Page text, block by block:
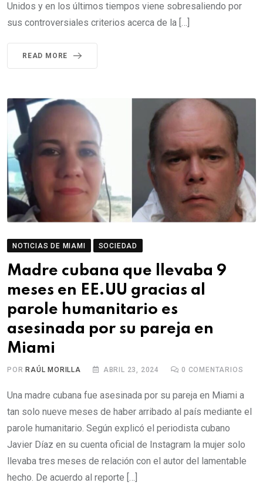
Unidos y en los últimos tiempos viene sobresaliendo por
sus controversiales criterios acerca de la […]
READ MORE
NOTICIAS DE MIAMI SOCIEDAD
Madre cubana que llevaba 9
meses en EE.UU gracias al
parole humanitario es
asesinada por su pareja en
Miami
POR RAÚL MORILLA ABRIL 23, 2024 0 COMENTARIOS
Una madre cubana fue asesinada por su pareja en Miami a
tan solo nueve meses de haber arribado al país mediante el
parole humanitario. Según explicó el periodista cubano
Javier Díaz en su cuenta oficial de Instagram la mujer solo
llevaba tres meses de relación con el autor del lamentable
hecho. De acuerdo al reporte […]